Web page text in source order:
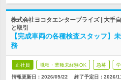
株式会社ヨコタエンタープライズ | 大手
と取引
【完成車両の各種検査スタッフ】
務
正社員 職種・業種未経験OK 急募
情報更新日：2026/05/22 終了予定日： 2026/